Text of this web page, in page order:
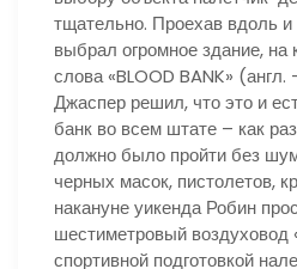
тщательно. Проехав вдоль и
выбрал огромное здание, на
слова «BLOOD BANK» (англ.
Джаспер решил, что это и
банк во всем штате – как
должно было пройти без
черных масок, пистолетов,
накануне уикенда Робин
шестиметровый воздуховод
спортивной подготовкой